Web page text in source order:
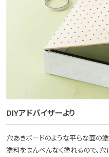
DIYアドバイザーより
穴あきボードのような平らな面の
塗料をまんべんなく塗れるので、